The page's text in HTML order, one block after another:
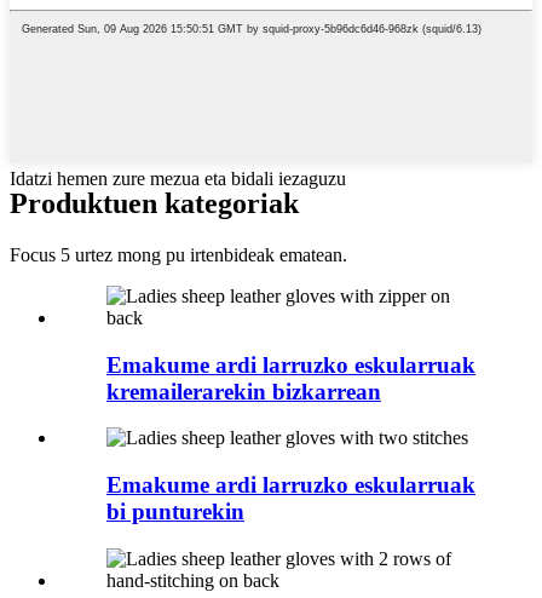
Idatzi hemen zure mezua eta bidali iezaguzu
Produktuen kategoriak
Focus 5 urtez mong pu irtenbideak ematean.
Emakume ardi larruzko eskularruak
kremailerarekin bizkarrean
Emakume ardi larruzko eskularruak
bi punturekin